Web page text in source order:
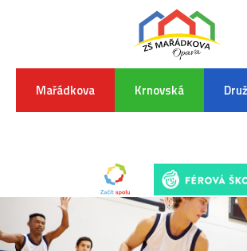
Mařádkova Krnovská